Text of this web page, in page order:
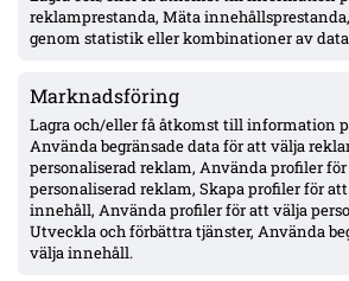
reklamprestanda, Mäta
genom statistik eller kombinationer av
Marknadsföring
Lagra och/eller få åtkomst till information
Använda begränsade data för att välja
personaliserad reklam, Använda profiler
personaliserad reklam, Skapa profiler för
innehåll, Använda profiler för att välja
Utveckla och förbättra tjänster, Använda
välja innehåll.
senast Aalborg där det blev 15 ligamatcher i fjol.